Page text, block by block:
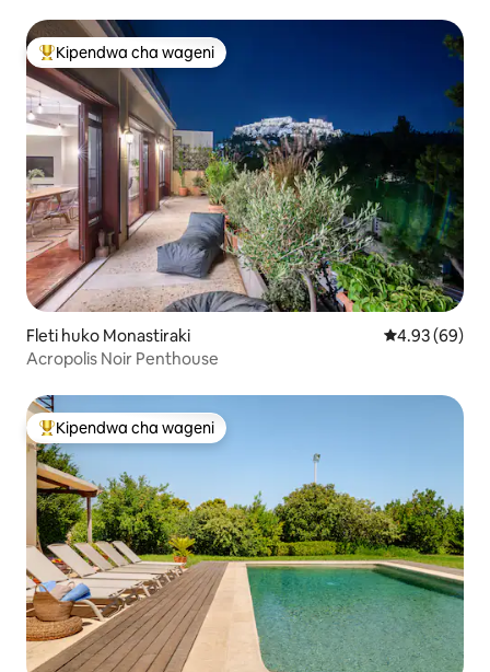
Kipendwa maarufu cha wageni
Kipendwa cha wageni
Fleti huko Monastiraki Ukadiriaji wa
4.93 (69)
Acropolis Noir Penthouse
Kipendwa maarufu cha wageni
Kipendwa cha wageni